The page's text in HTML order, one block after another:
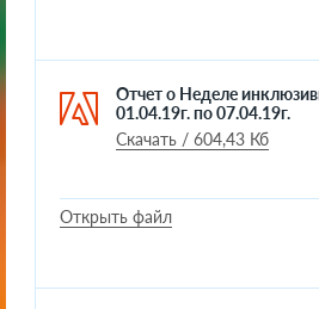
Отчет о Неделе
01.04.19г. по 07.04.19г.
Скачать / 604,43 Кб
Открыть файл